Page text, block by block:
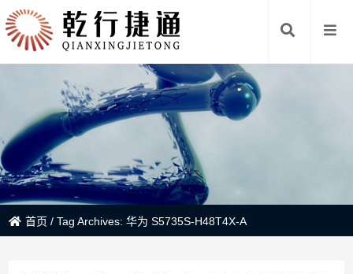
首页 /Tag Archives: 华为 S5735S-H48T4X-A